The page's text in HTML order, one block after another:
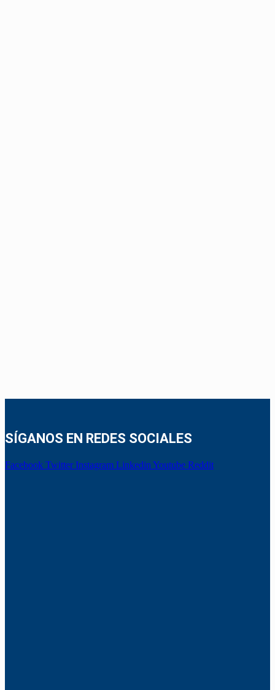
SÍGANOS EN REDES SOCIALES
Facebook Twitter Instagram Linkedin Youtube Reddit